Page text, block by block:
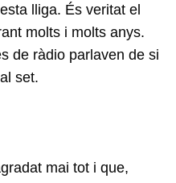
lliga. És veritat el
molts i molts anys.
de ràdio parlaven de si
set.
mai tot i que,